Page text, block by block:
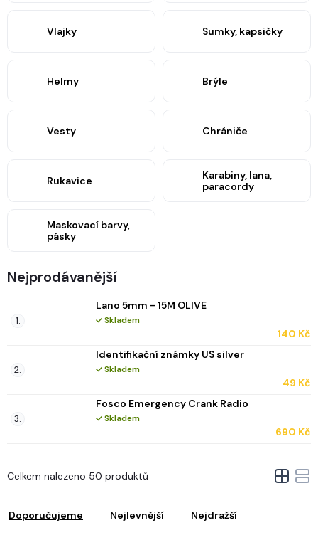
Vlajky Sumky, kapsičky
Helmy Brýle
Vesty Chrániče
Rukavice
Karabiny, lana,
paracordy
Maskovací barvy,
pásky
Nejprodávanější
Lano 5mm - 15M OLIVE
Skladem
140 Kč
Identifikační známky US silver
Skladem
49 Kč
Fosco Emergency Crank Radio
Skladem
690 Kč
Doporučujeme Nejlevnější Nejdražší
Celkem nalezeno 50 produktů
V
ý
i